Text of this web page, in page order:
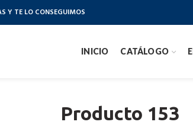
Y TE LO CONSEGUIMOS
INICIO CATÁLOGO
Producto 153